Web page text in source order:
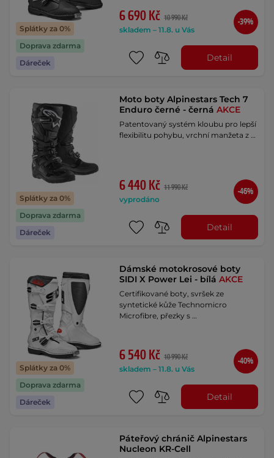
Splátky za 0%
Doprava zdarma
Dáreček
6 690 Kč 10 990 Kč
skladem – 11.8. u Vás
-39%
Detail
Splátky za 0%
Doprava zdarma
Dáreček
Moto boty Alpinestars Tech 7
Enduro černé - černáAKCE
Patentovaný systém kloubu pro lepší
flexibilitu pohybu, vrchní manžeta z …
6 440 Kč 11 990 Kč
vyprodáno
-46%
Detail
Splátky za 0%
Doprava zdarma
Dáreček
Dámské motokrosové boty
SIDI X Power Lei - bíláAKCE
Certifikované boty, svršek ze
syntetické kůže Technomicro
Microfibre, přezky s …
6 540 Kč 10 990 Kč
skladem – 11.8. u Vás
-40%
Detail
Páteřový chránič Alpinestars
Nucleon KR-Cell